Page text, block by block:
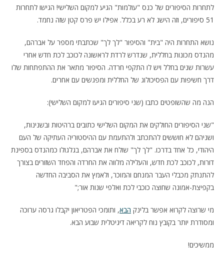
לתחרות הסיפורים של כנס "עולמות" הגיע למקום השלישי! הגישו לתחרות
51 סיפורים, וזה הישג לא רע בכלל. אפילו יש פרס קטן שזה נחמד.
נושא התחרות היה "בית" והסיפור "לך לך" שכתבתי מספר על אברהם,
מהנדס מכונות בחללית, שנדרש לרדת לראשונה לכוכב לכת חדש אחרי
עשרות שנים בחלל ויש לו התקפי חרדה. הסיפור מתאר את ההתפתחות שלו
דרך חשיפות עם הפסיכולוג של החללית ומפגשים עם אחרים.
הנה מה שהשופטים כתבו (שני סיפורים הגיעו למקום השלישי):
"שני הסיפורים החולקים את המקום השלישי כתובים ברהיטות ובשנינות,
ושניהם לא חוששים להתכתב ולהתעמת עם ההיסטוריה העתיקה של העם
היהודי, כל אחד בדרכו. "לך לך" שולח את אברהם, בגלגולו כמהנדס בספינת
דורות, לכוכב לכת חדש, והעלילה מלווה את החרדה והפחד השזורים בצורך
להתנתק מכבלי העבר המנחם והמוכר, ולאמץ את הסביבה החדשה
בקפיצת-אמונה שחוצה כוכבי לכת ואלפי שנות אור;"
מי שרוצה לקרוא אפשר בלינק הבא, ותומכי הפטריאון יקבלו גרסה ערוכה
ומסודרת יותר בקובץ נוח לקריאה דיגיטלית שבוע הבא.
ממשיכים!